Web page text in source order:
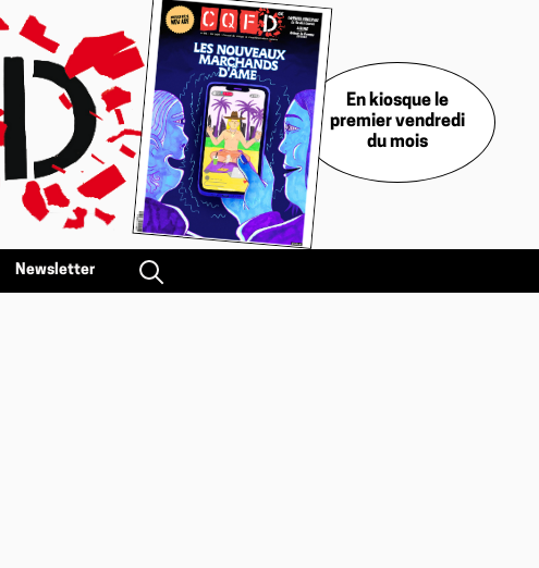
En kiosque le
premier vendredi
du mois
Newsletter